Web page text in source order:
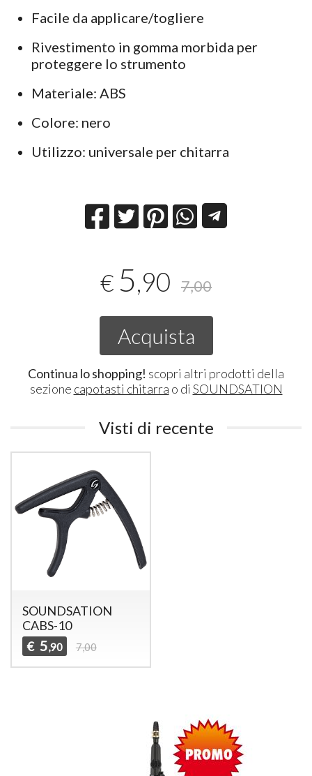
Facile da applicare/togliere
Rivestimento in gomma morbida per
proteggere lo strumento
Materiale: ABS
Colore: nero
Utilizzo: universale per chitarra
€ 5,90 7,00
Acquista
Continua lo shopping! scopri altri prodotti della
sezione capotasti chitarra o di SOUNDSATION
Visti di recente
SOUNDSATION
CABS-10
€ 5,90 7,00